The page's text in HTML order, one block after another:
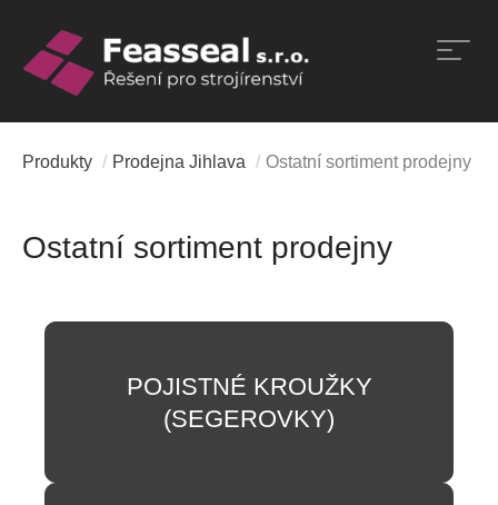
obsah
Produkty / Prodejna Jihlava / Ostatní sortiment prodejny
Ostatní sortiment prodejny
POJISTNÉ KROUŽKY
(SEGEROVKY)